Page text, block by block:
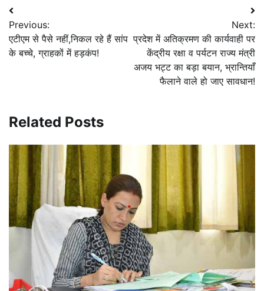
Post
navigation
Previous:
एटीएम से पैसे नहीं,निकल रहे हैं सांप
के बच्चे, ग्राहकों में हड़कंप!
Next:
प्रदेश में अतिक्रमण की कार्यवाही पर
केंद्रीय रक्षा व पर्यटन राज्य मंत्री
अजय भट्ट का बड़ा बयान, भ्रान्तियाँ
फैलाने वाले हो जाए सावधान!
Related Posts